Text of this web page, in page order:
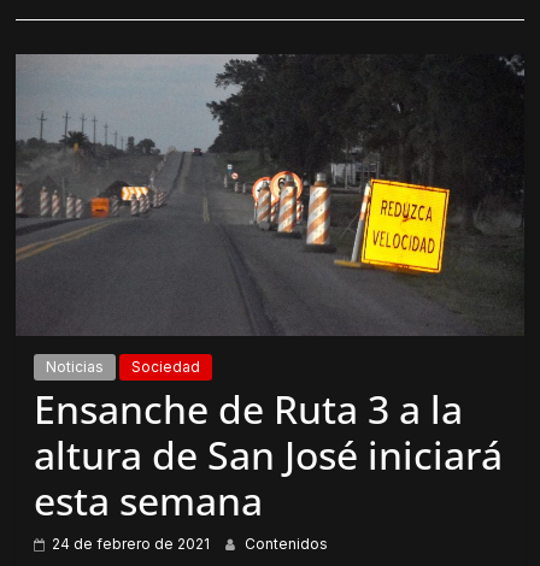
Noticias Sociedad
Ensanche de Ruta 3 a la
altura de San José iniciará
esta semana
24 de febrero de 2021 Contenidos